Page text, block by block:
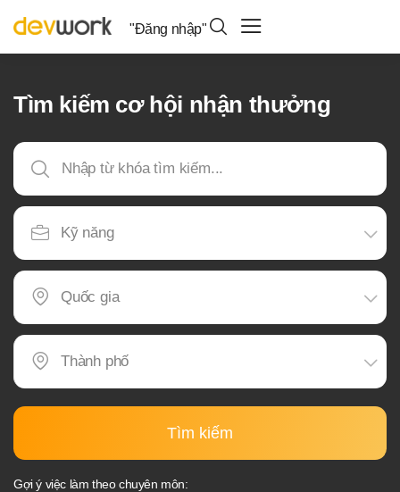
"Đăng nhập"
Tìm kiếm cơ hội nhận thưởng
Tìm kiếm
Gợi ý việc làm theo chuyên môn: